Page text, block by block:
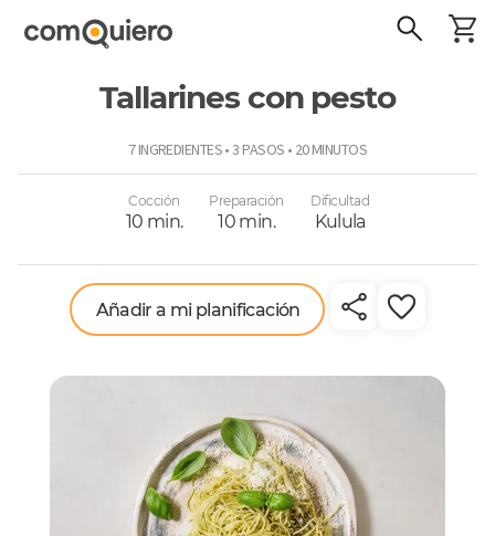
Tallarines con pesto
7 INGREDIENTES • 3 PASOS • 20 MINUTOS
Cocción
10 min.
Preparación
10 min.
Dificultad
Kulula
Añadir a mi planificación